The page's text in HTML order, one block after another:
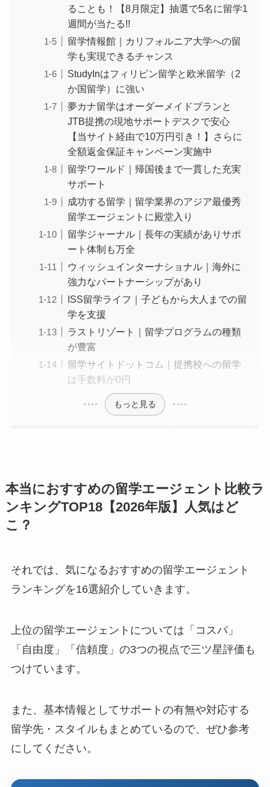
ることも！【8月限定】抽選で5名に留学1
週間が当たる!!
留学情報館｜カリフォルニア大学への留
学も実現できるチャンス
StudyInはフィリピン留学と欧米留学（2
か国留学）に強い
夢カナ留学はオーダーメイドプランと
JTB提携の現地サポートデスクで安心
【当サイト経由で10万円引き！】さらに
全額返金保証キャンペーン実施中
留学ワールド｜帰国後まで一貫した充実
サポート
成功する留学｜留学業界のアジア最優秀
留学エージェントに殿堂入り
留学ジャーナル｜長年の実績がありサポ
ート体制も万全
ウィッシュインターナショナル｜海外に
強力なパートナーシップがあり
ISS留学ライフ｜子どもから大人までの留
学を支援
ラストリゾート｜留学プログラムの種類
が豊富
留学サイトドットコム｜提携校への留学
は手数料が0円
もっと見る
本当におすすめの留学エージェント比較ラ
ンキングTOP18【2026年版】人気はど
こ？
それでは、気になるおすすめの留学エージェント
ランキングを16選紹介していきます。
上位の留学エージェントについては「コスパ」
「自由度」「信頼度」の3つの視点で三ツ星評価も
つけています。
また、基本情報としてサポートの有無や対応する
留学先・スタイルもまとめているので、ぜひ参考
にしてください。